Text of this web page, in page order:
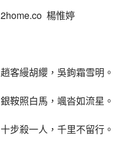
2home.co  楊惟婷
趙客縵胡纓，吳鉤霜雪明。
銀鞍照白馬，颯沓如流星。
十步殺一人，千里不留行。